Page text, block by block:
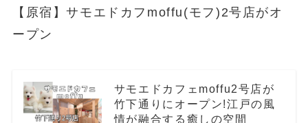
【原宿】サモエドカフmoffu(モフ)2号店がオ
ープン
サモエドカフェmoffu2号店が
竹下通りにオープン!江戸の風
情が融合する癒しの空間